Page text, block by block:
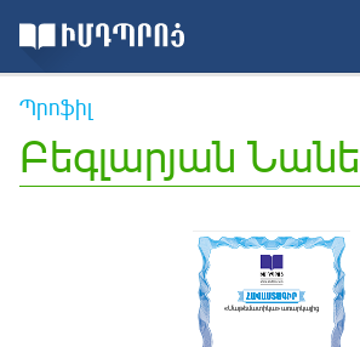
Պրոֆիլ
Բեգլարյան Նանե
«Մաթեմատիկա» առարկայից